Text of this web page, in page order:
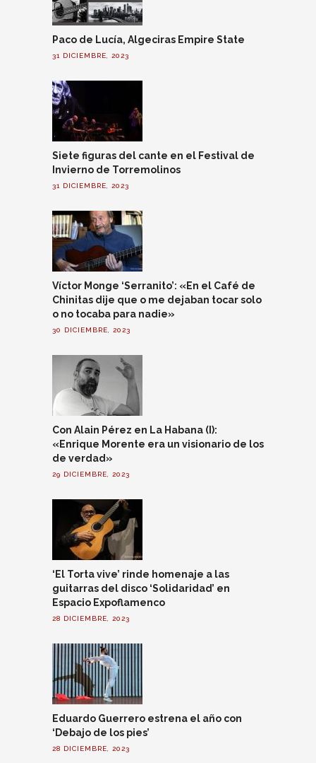
Paco de Lucía, Algeciras Empire State
31 DICIEMBRE, 2023
Siete figuras del cante en el Festival de
Invierno de Torremolinos
31 DICIEMBRE, 2023
Víctor Monge ‘Serranito’: «En el Café de
Chinitas dije que o me dejaban tocar solo
o no tocaba para nadie»
30 DICIEMBRE, 2023
Con Alain Pérez en La Habana (I):
«Enrique Morente era un visionario de los
de verdad»
29 DICIEMBRE, 2023
‘El Torta vive’ rinde homenaje a las
guitarras del disco ‘Solidaridad’ en
Espacio Expoflamenco
28 DICIEMBRE, 2023
Eduardo Guerrero estrena el año con
‘Debajo de los pies’
28 DICIEMBRE, 2023